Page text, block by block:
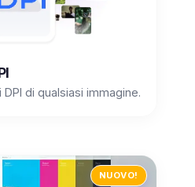
di qualsiasi immagine.
NUOVO!